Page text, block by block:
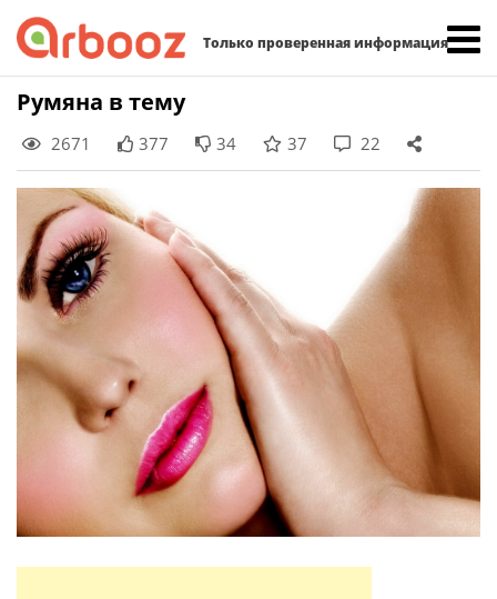
Только проверенная информация
Skip
to
content
Румяна в тему
2671 377 34 37 22
Найти: